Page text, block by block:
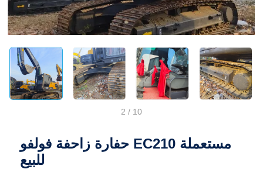
2 / 10
حفارة زاحفة فولفو EC210 مستعملة
للبيع